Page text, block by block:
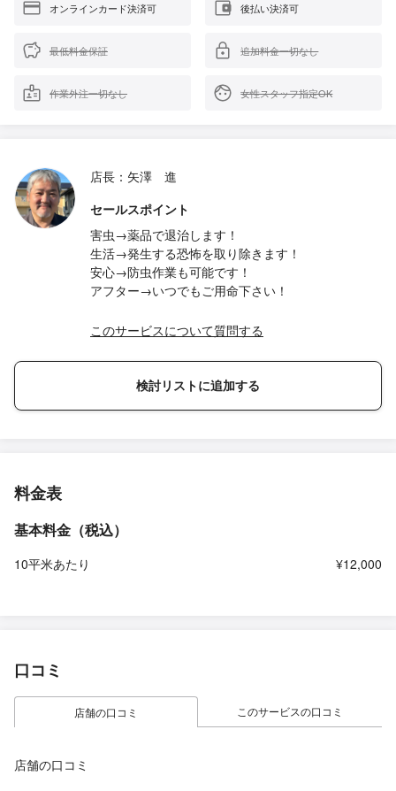
オンラインカード決済可 後払い決済可
最低料金保証 追加料金一切なし
作業外注一切なし 女性スタッフ指定OK
店長：矢澤 進
セールスポイント
害虫→薬品で退治します！
生活→発生する恐怖を取り除きます！
安心→防虫作業も可能です！
アフター→いつでもご用命下さい！
このサービスについて質問する
検討リストに追加する
料金表
基本料金（税込）
10平米あたり ¥12,000
口コミ
店舗の口コミ このサービスの口コミ
店舗の口コミ